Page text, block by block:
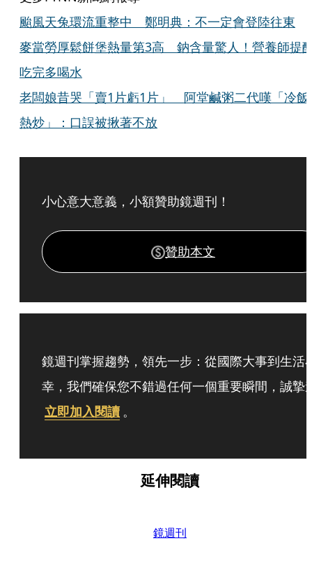
颱風天兔環流重整中 鄭明典：不一定會登陸往東
麥當勞厚鬆餅堡熱量第3高 鈉含量驚人！營養師提
吃完多喝水
老闆娘昔哭「賣1片虧1片」 阿堂鹹粥二代嘆「冷飯
熱炒」：口誤被揪著不放
小心意大意義，小額贊助鏡週刊！
贊助本文
鏡週刊掌握趨勢，領先一步：從國際大事到生活
幸，我們確保您不錯過任何一個重要瞬間，誠摯
立即加入閱讀 。
延伸閱讀
鏡週刊